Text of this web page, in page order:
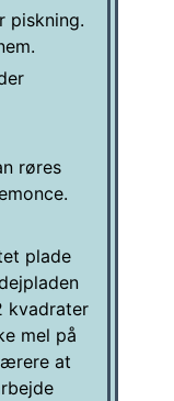
piskning.
røres
plade
kvadrater
mel på
at